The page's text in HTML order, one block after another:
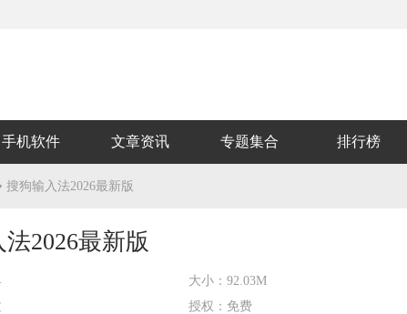
手机软件 文章资讯 专题集合 排行榜
搜狗输入法2026最新版
2026最新版
大小：92.03M
授权： 免费